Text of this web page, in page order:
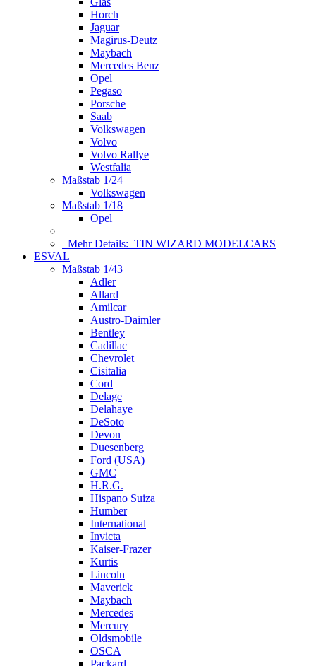
Horch
Jaguar
Magirus-Deutz
Maybach
Mercedes Benz
Opel
Pegaso
Porsche
Saab
Volkswagen
Volvo
Volvo Rallye
Westfalia
Maßstab 1/24
Volkswagen
Maßstab 1/18
Opel
Mehr Details: TIN WIZARD MODELCARS
ESVAL
Maßstab 1/43
Adler
Allard
Amilcar
Austro-Daimler
Bentley
Cadillac
Chevrolet
Cisitalia
Cord
Delage
Delahaye
DeSoto
Devon
Duesenberg
Ford (USA)
GMC
H.R.G.
Hispano Suiza
Humber
International
Invicta
Kaiser-Frazer
Kurtis
Lincoln
Maverick
Maybach
Mercedes
Mercury
Oldsmobile
OSCA
Packard